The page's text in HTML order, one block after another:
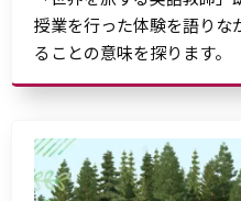
授業を行った体験を語りな
ることの意味を探ります。